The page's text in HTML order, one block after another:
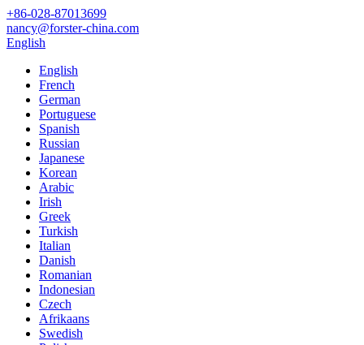
+86-028-87013699
nancy@forster-china.com
English
English
French
German
Portuguese
Spanish
Russian
Japanese
Korean
Arabic
Irish
Greek
Turkish
Italian
Danish
Romanian
Indonesian
Czech
Afrikaans
Swedish